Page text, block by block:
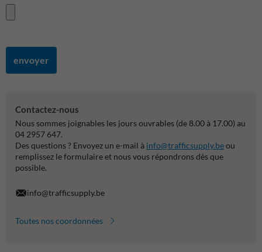
envoyer
Contactez-nous
Nous sommes joignables les jours ouvrables (de 8.00 à 17.00) au
04 2957 647.
Des questions ? Envoyez un e-mail à info@trafficsupply.beou
remplissez le formulaire et nous vous répondrons dès que
possible.
info@trafficsupply.be
Toutes nos coordonnées